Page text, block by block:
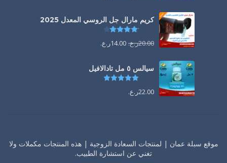
كريم مارال جل الروسي المعدل 2025
تم التقييم
20.00ر.ع. 14.00ر.ع.
سيالس ٥ مل تادالافيل
22.00ر.ع.
موقع سبلة عمان | لمنتجات السعادة الزوجية | هذه المنتجات مكملات ولا
تغني عن استشارة الطبيب.